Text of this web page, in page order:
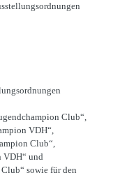
Club“,
VDH“,
Club“,
VDH“ und
sowie für den